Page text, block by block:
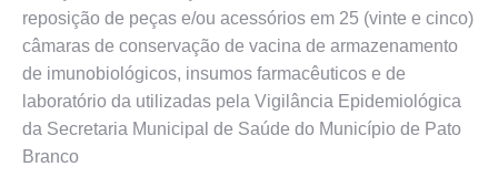
reposição de peças e/ou acessórios em 25 (vinte e cinco)
câmaras de conservação de vacina de armazenamento
de imunobiológicos, insumos farmacêuticos e de
laboratório da utilizadas pela Vigilância Epidemiológica
da Secretaria Municipal de Saúde do Município de Pato
Branco